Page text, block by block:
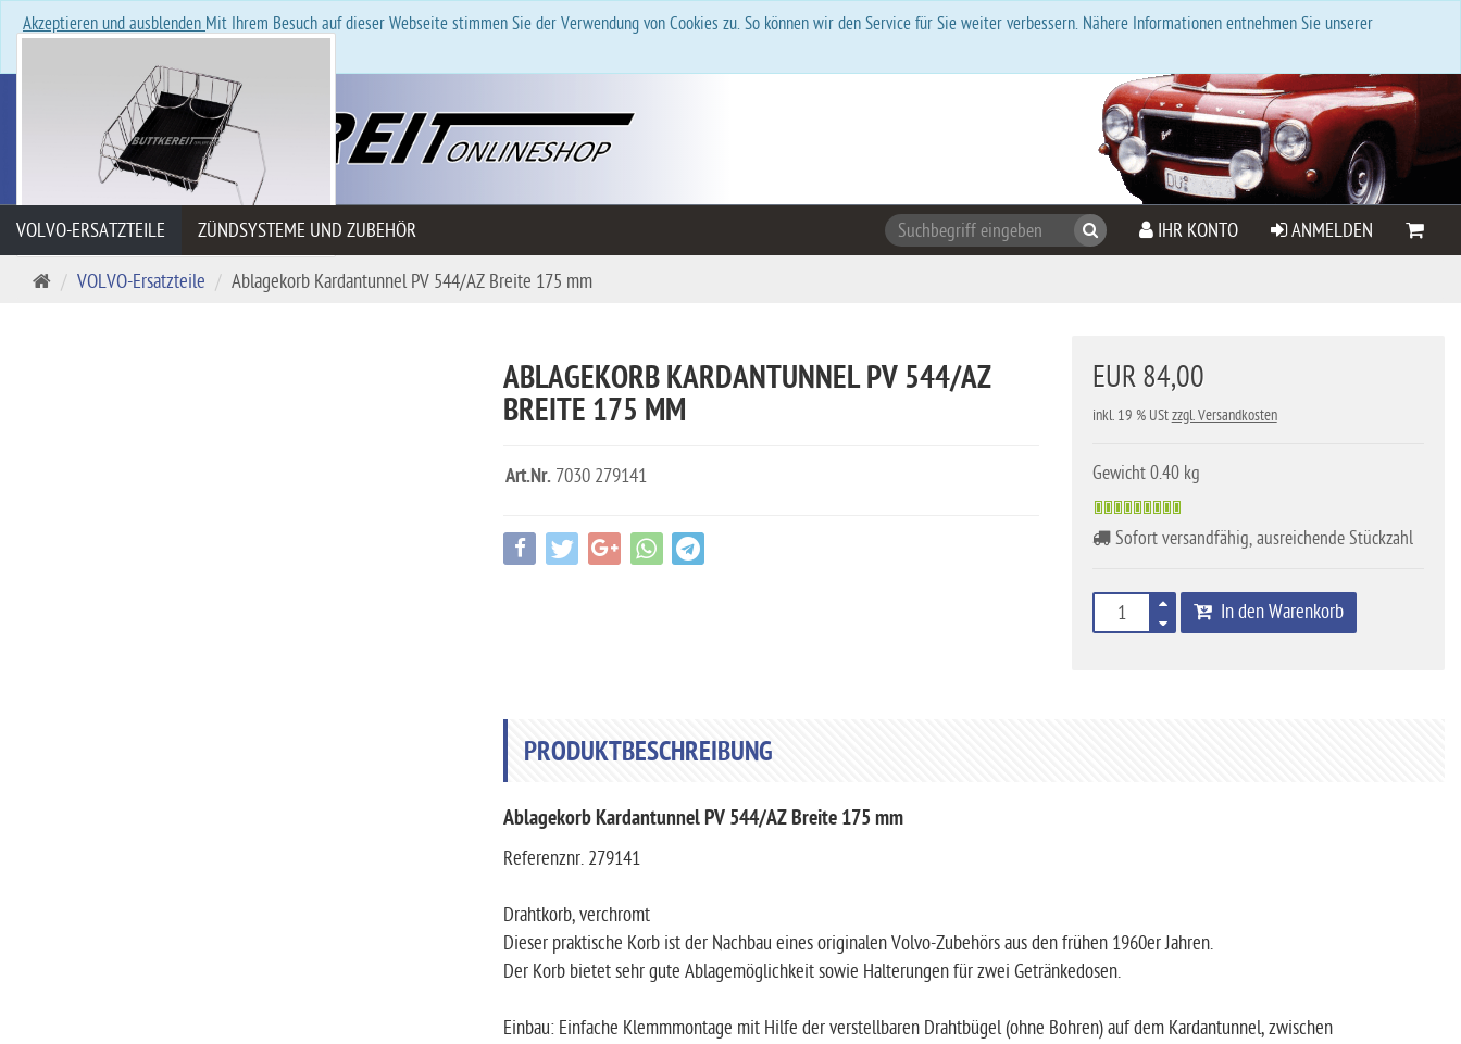
Akzeptieren und ausblenden Mit Ihrem Besuch auf dieser Webseite stimmen Sie der Verwendung von Cookies zu. So können wir den Service für Sie weiter verbessern. Nähere Informationen entnehmen Sie unserer
VOLVO-ERSATZTEILE ZÜNDSYSTEME UND ZUBEHÖR IHR KONTO ANMELDEN
Suchen
Startseite
VOLVO-Ersatzteile Ablagekorb Kardantunnel PV 544/AZ Breite 175 mm
EUR 84,00
inkl. 19 % UStzzgl. Versandkosten
Gewicht 0.40 kg
Sofort versandfähig, ausreichende Stückzahl
In den Warenkorb
ABLAGEKORB KARDANTUNNEL PV 544/AZ
BREITE 175 MM
Art.Nr. 7030 279141
PRODUKTBESCHREIBUNG
Ablagekorb Kardantunnel PV 544/AZ Breite 175 mm
Referenznr. 279141
Drahtkorb, verchromt
Dieser praktische Korb ist der Nachbau eines originalen Volvo-Zubehörs aus den frühen 1960er Jahren.
Der Korb bietet sehr gute Ablagemöglichkeit sowie Halterungen für zwei Getränkedosen.
Einbau: Einfache Klemmmontage mit Hilfe der verstellbaren Drahtbügel (ohne Bohren) auf dem Kardantunnel, zwischen